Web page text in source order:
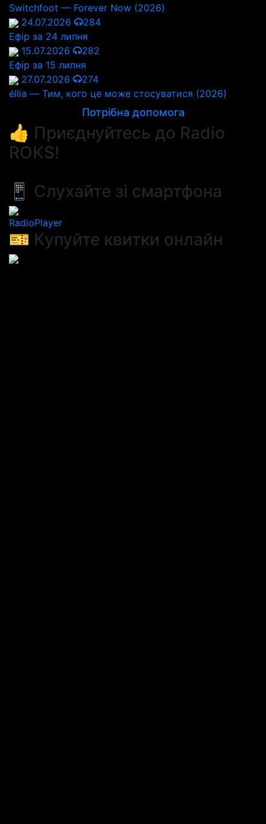
Switchfoot — Forever Now (2026)
24.07.2026
284
Ефір за 24 липня
15.07.2026
282
Ефір за 15 липня
27.07.2026
274
éllia — Тим, кого це може стосуватися (2026)
Потрібна допомога
👍 Приєднуйтесь до Radio
ROKS!
📱 Слухайте зі смартфона
RadioPlayer
🎫 Купуйте квитки онлайн